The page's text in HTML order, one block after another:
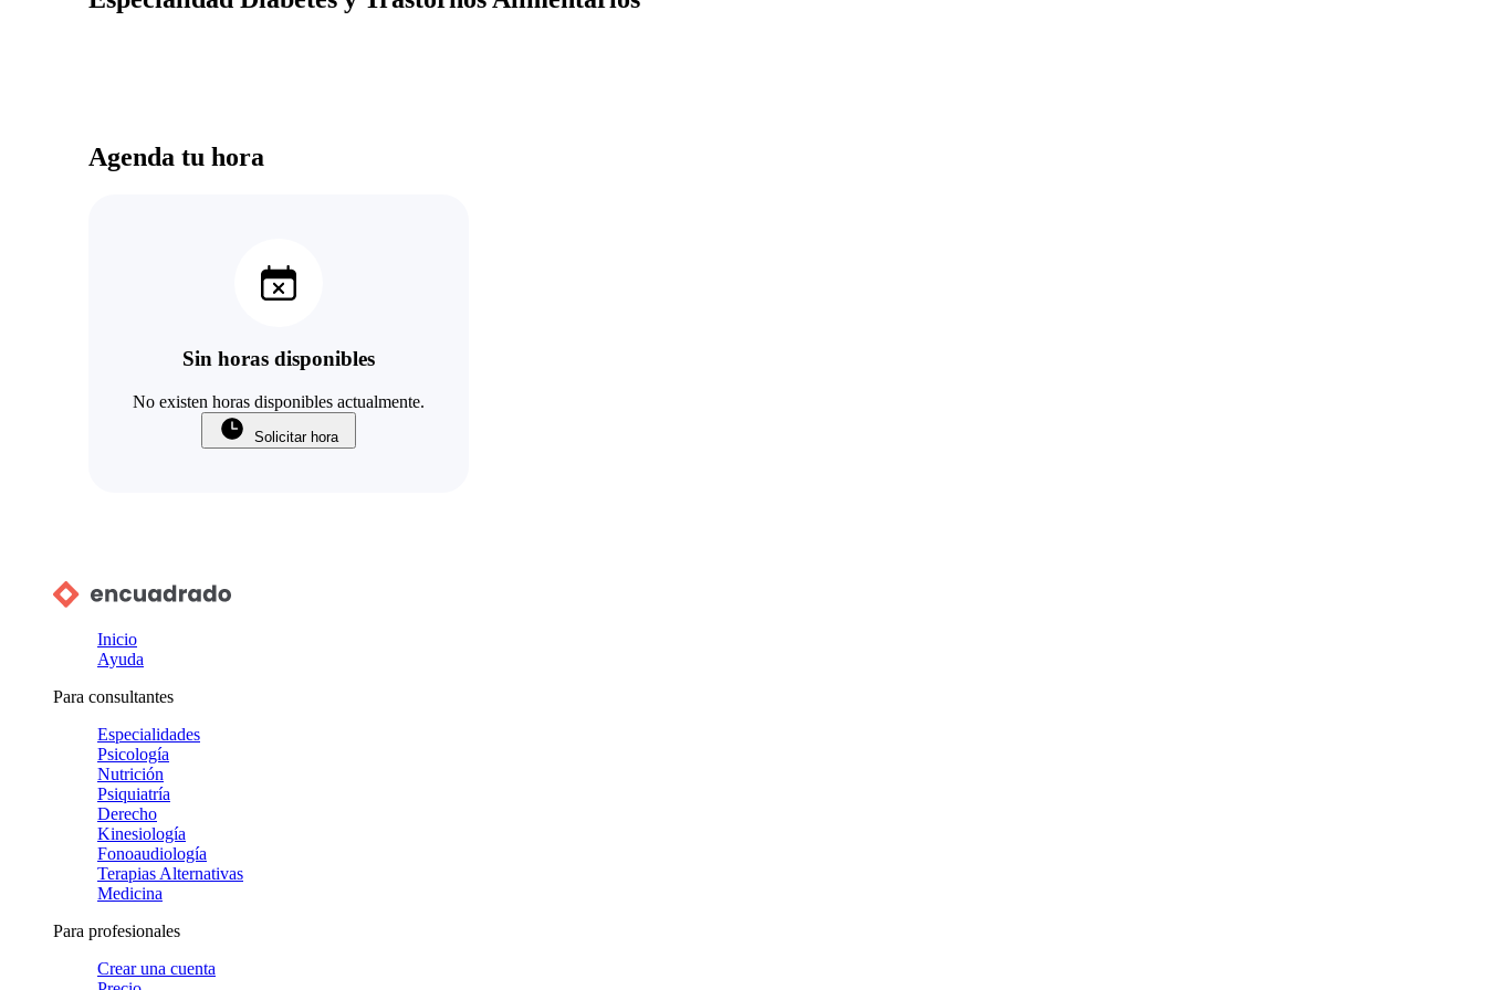
Agenda tu hora
Sin horas disponibles
No existen horas disponibles actualmente.
Solicitar hora
Inicio
Ayuda
Para consultantes
Especialidades
Psicología
Nutrición
Psiquiatría
Derecho
Kinesiología
Fonoaudiología
Terapias Alternativas
Medicina
Para profesionales
Crear una cuenta